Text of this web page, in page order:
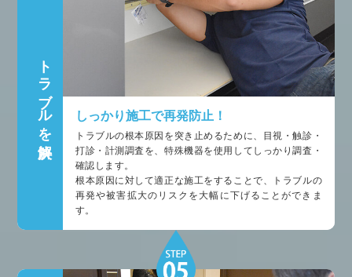
トラブルを解決 しっかり施工で再発防止！
トラブルの根本原因を突き止めるために、目視・触診・
打診・計測調査を、特殊機器を使用してしっかり調査・
確認します。
根本原因に対して適正な施工をすることで、トラブルの
再発や被害拡大のリスクを大幅に下げることができま
す。